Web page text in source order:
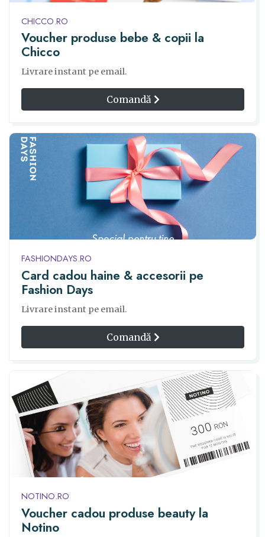
CHICCO.RO
Voucher produse bebe & copii la
Chicco
Livrare instant pe email.
Comandă
FASHIONDAYS.RO
Card cadou haine & accesorii pe
Fashion Days
Livrare instant pe email.
Comandă
NOTINO.RO
Voucher cadou produse beauty la
Notino